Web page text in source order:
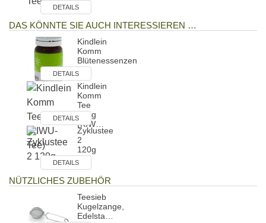
DETAILS
DAS KÖNNTE SIE AUCH INTERESSIEREN …
Kindlein
Komm
Blütenessenzen
DETAILS
Kindlein
Komm
Tee
310g
(KIW…
DETAILS
Zyklustee
2
120g
DETAILS
NÜTZLICHES ZUBEHÖR
Teesieb
Kugelzange,
Edelsta…